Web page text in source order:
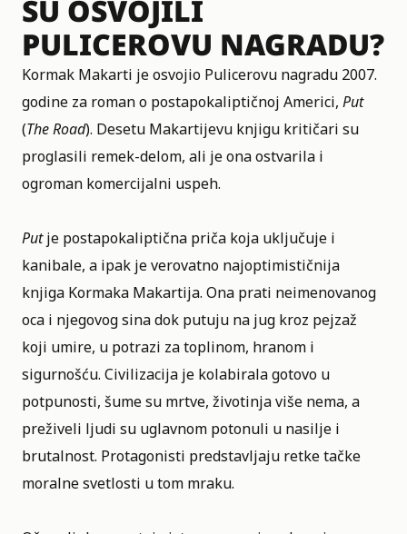
SU OSVOJILI
PULICEROVU NAGRADU?
Kormak Makarti je osvojio Pulicerovu nagradu 2007.
godine za roman o postapokaliptičnoj Americi, Put
(The Road). Desetu Makartijevu knjigu kritičari su
proglasili remek-delom, ali je ona ostvarila i
ogroman komercijalni uspeh.
Putje postapokaliptična priča koja uključuje i
kanibale, a ipak je verovatno najoptimističnija
knjiga Kormaka Makartija. Ona prati neimenovanog
oca i njegovog sina dok putuju na jug kroz pejzaž
koji umire, u potrazi za toplinom, hranom i
sigurnošću. Civilizacija je kolabirala gotovo u
potpunosti, šume su mrtve, životinja više nema, a
preživeli ljudi su uglavnom potonuli u nasilje i
brutalnost. Protagonisti predstavljaju retke tačke
moralne svetlosti u tom mraku.